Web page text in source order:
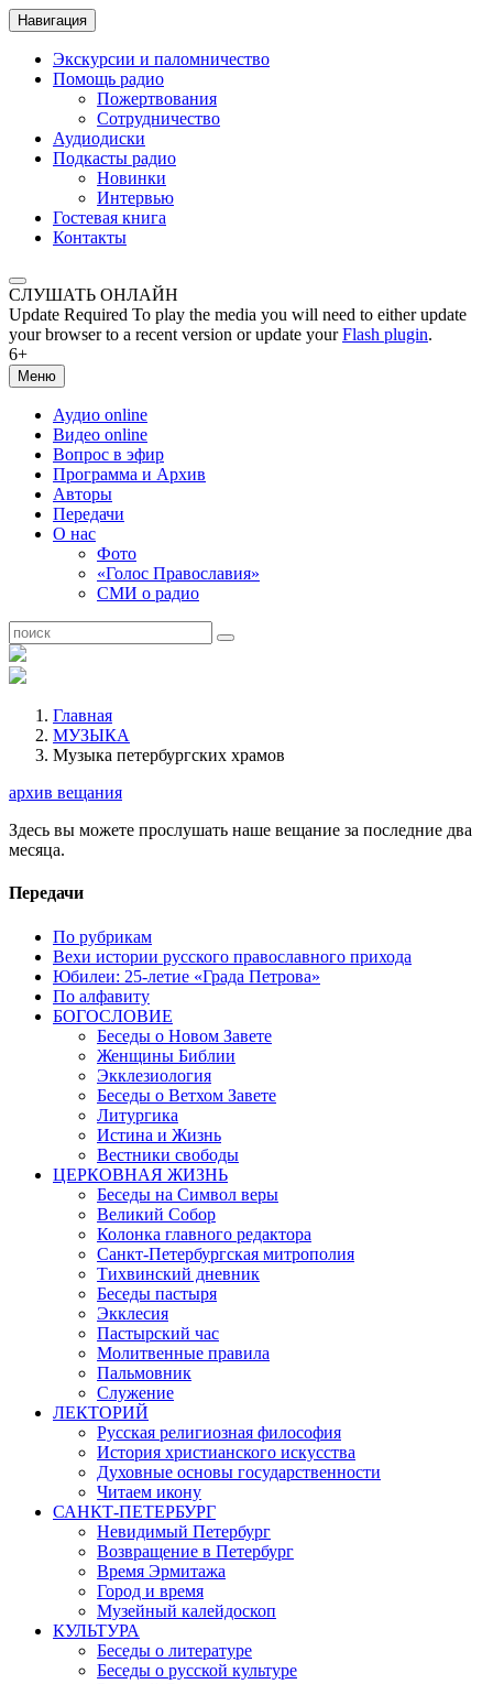
Навигация
Экскурсии и паломничество
Помощь радио
Пожертвования
Сотрудничество
Аудиодиски
Подкасты радио
Новинки
Интервью
Гостевая книга
Контакты
СЛУШАТЬ ОНЛАЙН
Update Required To play the media you will need to either update
your browser to a recent version or update yourFlash plugin.
6+
Меню
Аудио online
Видео online
Вопрос в эфир
Программа и Архив
Авторы
Передачи
О нас
Фото
«Голос Православия»
СМИ о радио
Главная
МУЗЫКА
Музыка петербургских храмов
архив вещания
Здесь вы можете прослушать наше вещание за последние два
месяца.
Передачи
По рубрикам
Вехи истории русского православного прихода
Юбилеи: 25-летие «Града Петрова»
По алфавиту
БОГОСЛОВИЕ
Беседы о Новом Завете
Женщины Библии
Экклезиология
Беседы о Ветхом Завете
Литургика
Истина и Жизнь
Вестники свободы
ЦЕРКОВНАЯ ЖИЗНЬ
Беседы на Символ веры
Великий Собор
Колонка главного редактора
Санкт-Петербургская митрополия
Тихвинский дневник
Беседы пастыря
Экклесия
Пастырский час
Молитвенные правила
Пальмовник
Служение
ЛЕКТОРИЙ
Русская религиозная философия
История христианского искусства
Духовные основы государственности
Читаем икону
САНКТ-ПЕТЕРБУРГ
Невидимый Петербург
Возвращение в Петербург
Время Эрмитажа
Город и время
Музейный калейдоскоп
КУЛЬТУРА
Беседы о литературе
Беседы о русской культуре